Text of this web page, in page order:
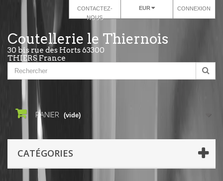
CONNEXION
EUR
CONTACTEZ-
NOUS
Coutellerie le Thiernois
30 bis rue des Horts 63300
THIERS France
PANIER (vide)
CATÉGORIES